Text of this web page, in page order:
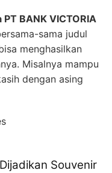
BANK VICTORIA
sama judul
menghasilkan
Misalnya mampu
dengan asing
Souvenir